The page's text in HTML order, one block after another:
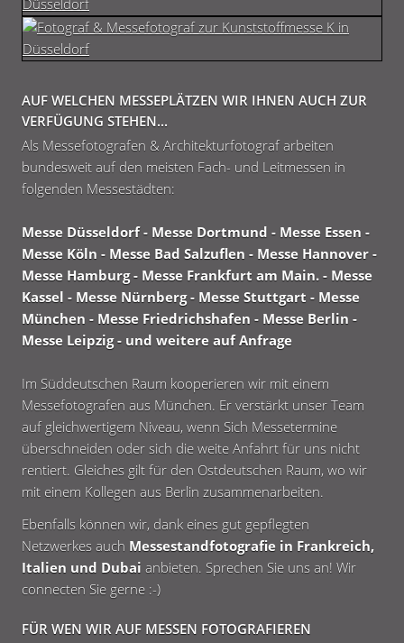
AUF WELCHEN MESSEPLÄTZEN WIR IHNEN AUCH ZUR
VERFÜGUNG STEHEN...
Als Messefotografen & Architekturfotograf arbeiten
bundesweit auf den meisten Fach- und Leitmessen in
folgenden Messestädten:
Messe Düsseldorf - Messe Dortmund - Messe Essen -
Messe Köln - Messe Bad Salzuflen - Messe Hannover -
Messe Hamburg - Messe Frankfurt am Main. - Messe
Kassel - Messe Nürnberg - Messe Stuttgart - Messe
München - Messe Friedrichshafen - Messe Berlin -
Messe Leipzig - und weitere auf Anfrage
Im Süddeutschen Raum kooperieren wir mit einem
Messefotografen aus München. Er verstärkt unser Team
auf gleichwertigem Niveau, wenn Sich Messetermine
überschneiden oder sich die weite Anfahrt für uns nicht
rentiert. Gleiches gilt für den Ostdeutschen Raum, wo wir
mit einem Kollegen aus Berlin zusammenarbeiten.
Ebenfalls können wir, dank eines gut gepflegten
Netzwerkes auch Messestandfotografie in Frankreich,
Italien und Dubai anbieten. Sprechen Sie uns an! Wir
connecten Sie gerne :-)
FÜR WEN WIR AUF MESSEN FOTOGRAFIEREN